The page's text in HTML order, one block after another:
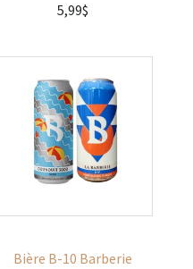
5,99$
Bière B-10 Barberie